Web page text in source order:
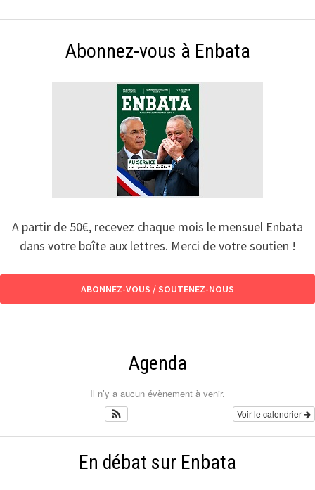
Abonnez-vous à Enbata
A partir de 50€, recevez chaque mois le mensuel Enbata
dans votre boîte aux lettres. Merci de votre soutien !
ABONNEZ-VOUS / SOUTENEZ-NOUS
Agenda
Il n’y a aucun évènement à venir.
Voir le calendrier
En débat sur Enbata